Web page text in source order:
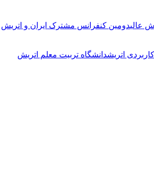
عالیدومین کنفرانس مشترک ایران و اتریش
اتریشدانشگاه تربیت معلم اتریش